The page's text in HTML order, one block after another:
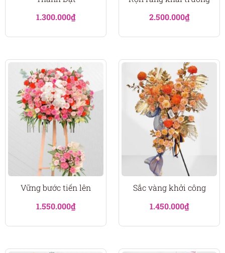
1.300.000₫
2.500.000₫
Vững bước tiến lên
1.550.000₫
Sắc vàng khởi công
1.450.000₫